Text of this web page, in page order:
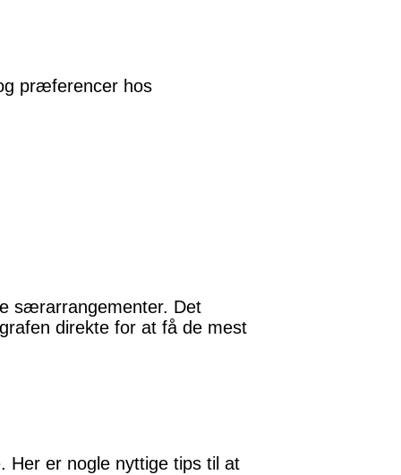
præferencer hos
særarrangementer. Det
direkte for at få de mest
Her er nogle nyttige tips til at